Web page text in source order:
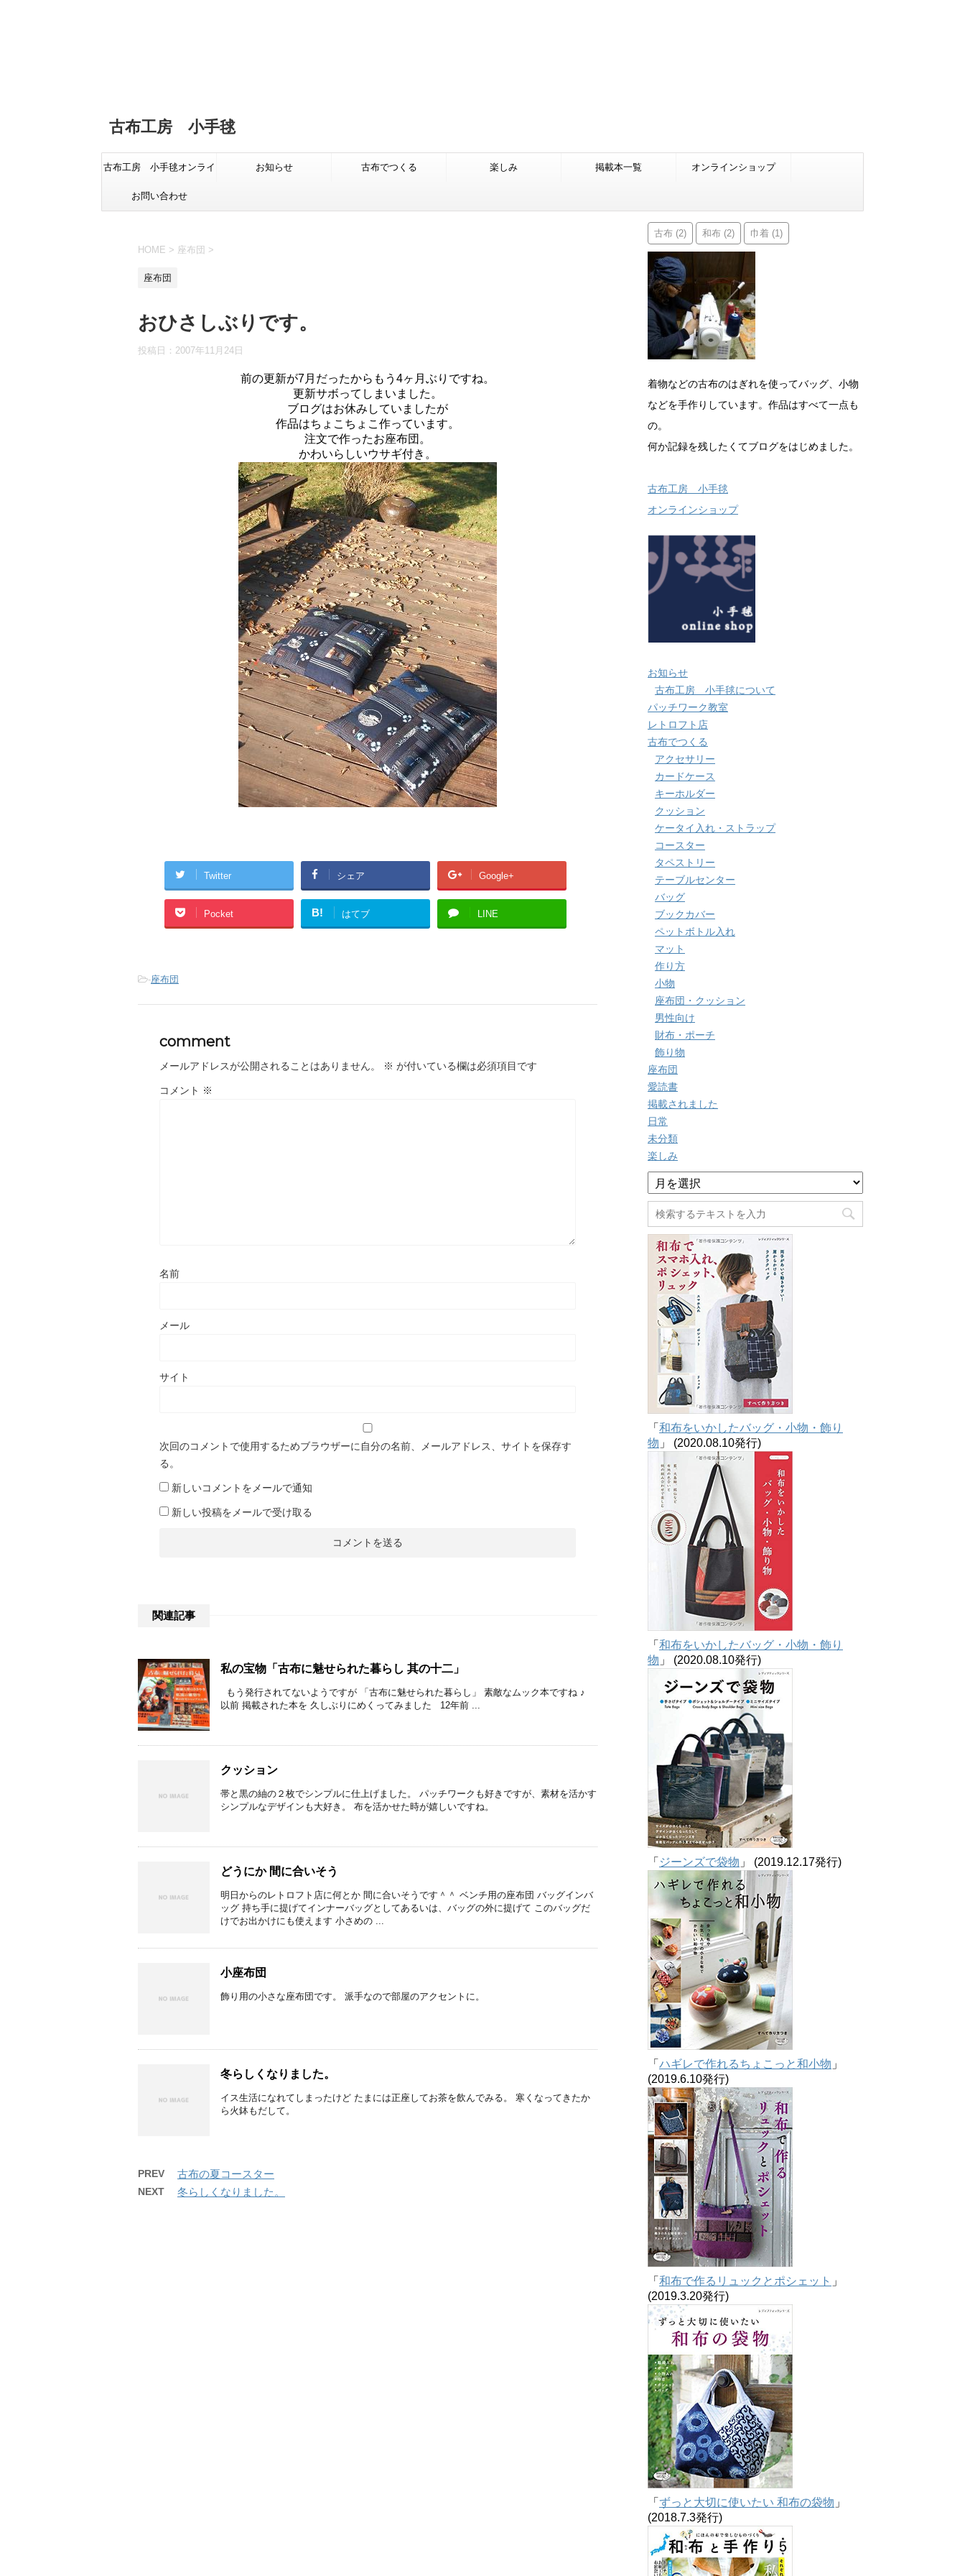
古布工房 小手毬
古布工房 小手毬オンライ
ンショップ
お知らせ 古布でつくる 楽しみ 掲載本一覧 オンラインショップ
お問い合わせ
HOME > 座布団 >
座布団
おひさしぶりです。
投稿日： 2007年11月24日
前の更新が7月だったからもう4ヶ月ぶりですね。
更新サボってしまいました。
ブログはお休みしていましたが
作品はちょこちょこ作っています。
注文で作ったお座布団。
かわいらしいウサギ付き。
Twitter シェア Google+
Pocket B! はてブ LINE
-座布団
comment
メールアドレスが公開されることはありません。 ※ が付いている欄は必須項目です
コメント ※
名前
メール
サイト
次回のコメントで使用するためブラウザーに自分の名前、メールアドレス、サイトを保存す
る。
新しいコメントをメールで通知
新しい投稿をメールで受け取る
関連記事
私の宝物「古布に魅せられた暮らし 其の十二」
もう発行されてないようですが 「古布に魅せられた暮らし」 素敵なムック本ですね ♪
以前 掲載された本を 久しぶりにめくってみました 12年前 ...
クッション
帯と黒の紬の２枚でシンプルに仕上げました。 パッチワークも好きですが、素材を活かす
シンプルなデザインも大好き。 布を活かせた時が嬉しいですね。
どうにか 間に合いそう
明日からのレトロフト店に何とか 間に合いそうです＾＾ ベンチ用の座布団 バッグインバ
ッグ 持ち手に提げてインナーバッグとしてあるいは、バッグの外に提げて このバッグだ
けでお出かけにも使えます 小さめの ...
小座布団
飾り用の小さな座布団です。 派手なので部屋のアクセントに。
冬らしくなりました。
イス生活になれてしまったけど たまには正座してお茶を飲んでみる。 寒くなってきたか
ら火鉢もだして。
PREV 古布の夏コースター
NEXT 冬らしくなりました。
古布 (2) 和布 (2) 巾着 (1)
着物などの古布のはぎれを使ってバッグ、小物
などを手作りしています。作品はすべて一点も
の。
何か記録を残したくてブログをはじめました。
古布工房 小手毬
オンラインショップ
お知らせ
古布工房 小手毬について
パッチワーク教室
レトロフト店
古布でつくる
アクセサリー
カードケース
キーホルダー
クッション
ケータイ入れ・ストラップ
コースター
タペストリー
テーブルセンター
バッグ
ブックカバー
ペットボトル入れ
マット
作り方
小物
座布団・クッション
男性向け
財布・ポーチ
飾り物
座布団
愛読書
掲載されました
日常
未分類
楽しみ
ア
ー
カ
イ
ブ
「 和布をいかしたバッグ・小物・飾り
物 」 (2020.08.10発行)
「 和布をいかしたバッグ・小物・飾り
物 」 (2020.08.10発行)
「 ジーンズで袋物 」 (2019.12.17発行)
「 ハギレで作れるちょこっと和小物 」
(2019.6.10発行)
「 和布で作るリュックとポシェット 」
(2019.3.20発行)
「 ずっと大切に使いたい 和布の袋物 」
(2018.7.3発行)